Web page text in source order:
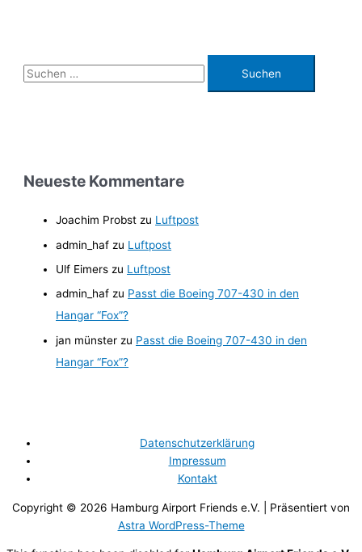
S
u
n
Neueste Kommentare
Joachim Probst zu Luftpost
admin_haf zu Luftpost
Ulf Eimers zu Luftpost
admin_haf zu Passt die Boeing 707-430 in den
Hangar “Fox”?
jan münster zu Passt die Boeing 707-430 in den
Hangar “Fox”?
Datenschutzerklärung
Impressum
Kontakt
Copyright © 2026 Hamburg Airport Friends e.V. | Präsentiert von
Astra WordPress-Theme